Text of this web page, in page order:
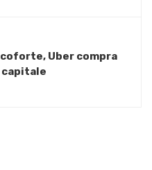
Uber compra
capitale